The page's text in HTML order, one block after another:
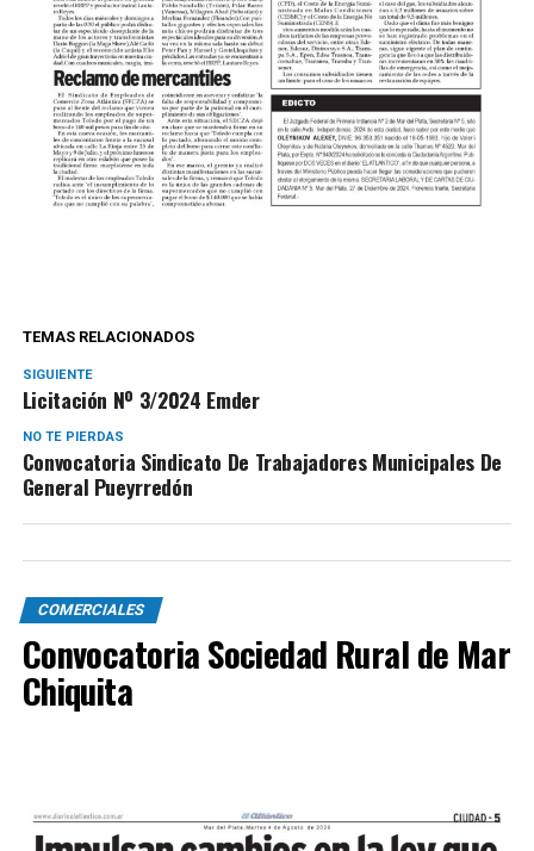
TEMAS RELACIONADOS
SIGUIENTE
Licitación Nº 3/2024 Emder
NO TE PIERDAS
Convocatoria Sindicato De Trabajadores Municipales De
General Pueyrredón
COMERCIALES
Convocatoria Sociedad Rural de Mar
Chiquita